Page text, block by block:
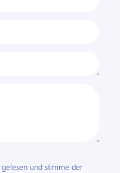
gelesen und stimme der